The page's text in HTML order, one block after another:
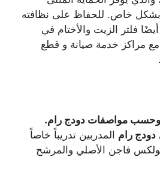
بشكل خاص. للحفاظ على نظافته
فلتر الزيت والأختام في
مراكز خدمة صيانة و قطع
وحسب مواصفات دودج رام.
دودج رام المدربين تدريباً خاصاً
فاجن الأصلي والمرشح